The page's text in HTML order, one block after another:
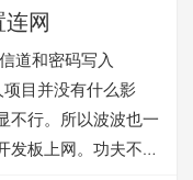
网
道和密码写入
目并没有什么影
不行。所以波波也一
发板上网。功夫不负